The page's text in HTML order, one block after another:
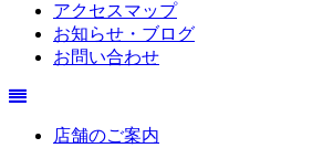
アクセスマップ
お知らせ・ブログ
お問い合わせ
店舗のご案内